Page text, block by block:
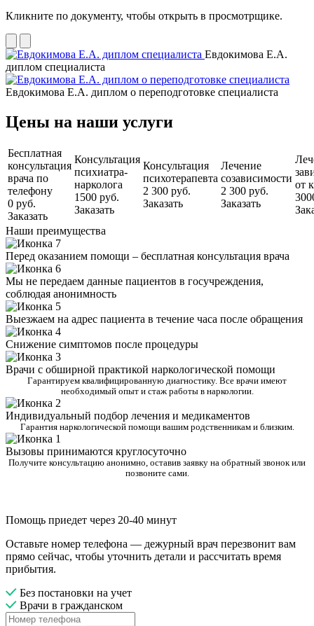
Кликните по документу, чтобы открыть в просмотрщике.
Евдокимова Е.А.
диплом специалиста
Евдокимова Е.А. диплом о переподготовке специалиста
Цены на наши услуги
Бесплатная
консультация
врача по
телефону
0 руб.
Заказать
Консультация
психиатра-
нарколога
1500 руб.
Заказать
Консультация
психотерапевта
2 300 руб.
Заказать
Лечение
созависимости
2 300 руб.
Заказать
от
Наши преимущества
Перед оказанием помощи – бесплатная консультация врача
Мы не передаем данные пациентов в госучреждения,
соблюдая анонимность
Выезжаем на адрес пациента в течение часа после обращения
Снижение симптомов после процедуры
Врачи с обширной практикой наркологической помощи
Гарантируем квалифицированную диагностику. Все врачи имеют
необходимый опыт и стаж работы в наркологии.
Индивидуальный подбор лечения и медикаментов
Гарантия наркологической помощи вашим родственникам и близким.
Вызовы принимаются круглосуточно
Получите консультацию анонимно, оставив заявку на обратный звонок или
позвоните сами.
Помощь приедет через 20-40 минут
Оставьте номер телефона — дежурный врач перезвонит вам
прямо сейчас, чтобы уточнить детали и рассчитать время
прибытия.
Без постановки на учет
Врачи в гражданском